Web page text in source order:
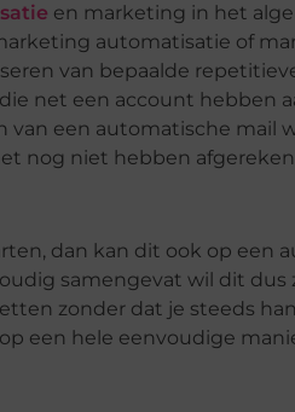
en marketing in het
automatisatie of
van bepaalde
net een account hebben
van een automatische mail
nog niet hebben
dan kan dit ook op een
samengevat wil dit dus
zonder dat je steeds
een hele eenvoudige